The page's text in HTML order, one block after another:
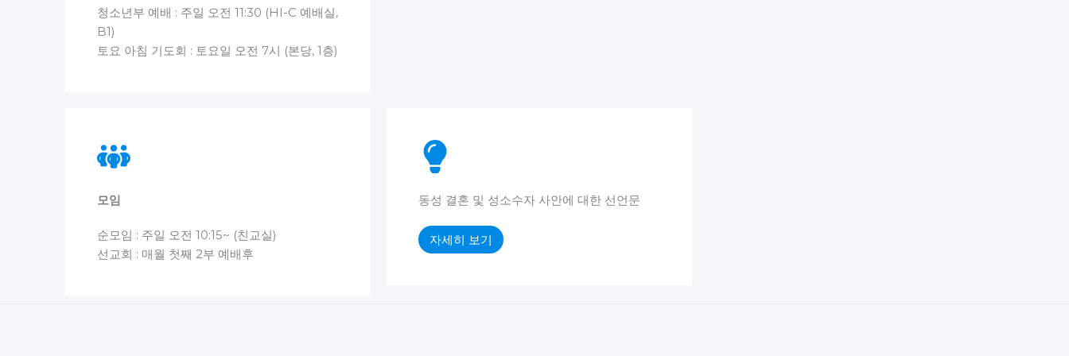
청소년부 예배 : 주일 오전 11:30 (HI-C 예배실,
B1)
토요 아침 기도회 : 토요일 오전 7시 (본당, 1층)
모임
순모임 : 주일 오전 10:15~ (친교실)
선교회 : 매월 첫째 2부 예배후
동성 결혼 및 성소수자 사안에 대한 선언문
자세히 보기